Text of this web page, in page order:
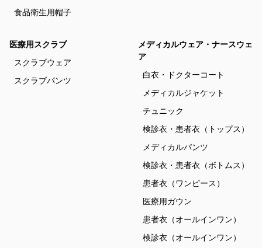
食品衛生用帽子
医療用スクラブ
スクラブウェア
スクラブパンツ
メディカルウェア・ナースウェ
ア
白衣・ドクターコート
メディカルジャケット
チュニック
検診衣・患者衣（トップス）
メディカルパンツ
検診衣・患者衣（ボトムス）
患者衣（ワンピース）
医療用ガウン
患者衣（オールインワン）
検診衣（オールインワン）